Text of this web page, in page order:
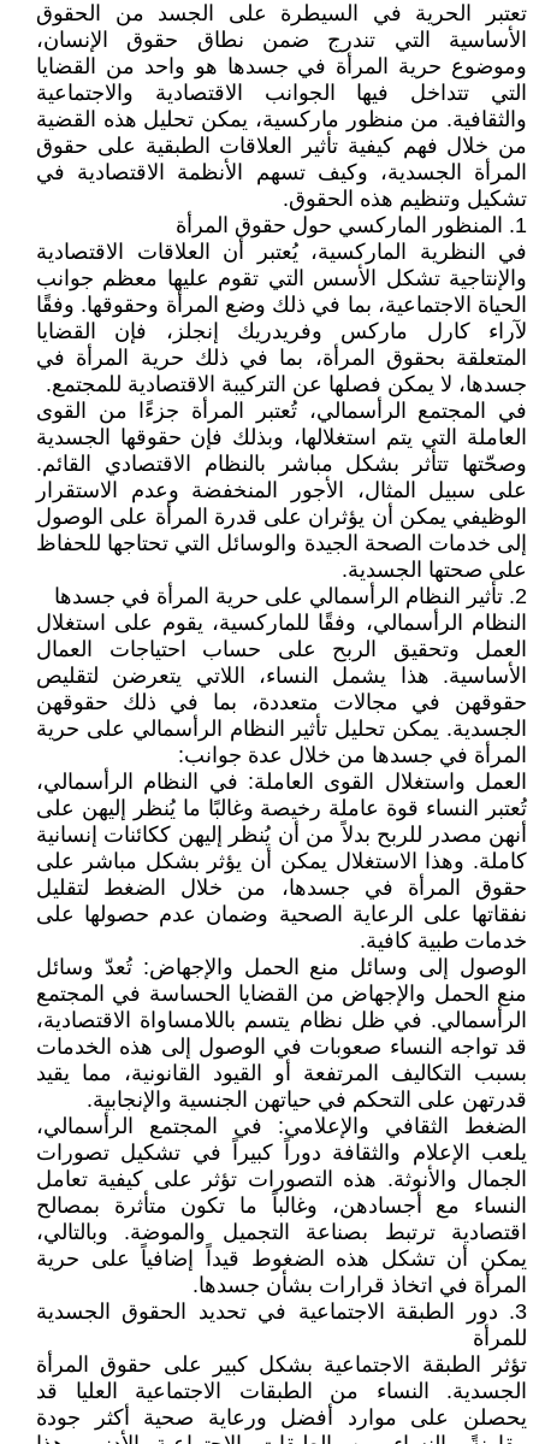
تعتبر الحرية في السيطرة على الجسد من الحقوق
الأساسية التي تندرج ضمن نطاق حقوق الإنسان،
وموضوع حرية المرأة في جسدها هو واحد من القضايا
التي تتداخل فيها الجوانب الاقتصادية والاجتماعية
والثقافية. من منظور ماركسية، يمكن تحليل هذه القضية
من خلال فهم كيفية تأثير العلاقات الطبقية على حقوق
المرأة الجسدية، وكيف تسهم الأنظمة الاقتصادية في
تشكيل وتنظيم هذه الحقوق.
1. المنظور الماركسي حول حقوق المرأة
في النظرية الماركسية، يُعتبر أن العلاقات الاقتصادية
والإنتاجية تشكل الأسس التي تقوم عليها معظم جوانب
الحياة الاجتماعية، بما في ذلك وضع المرأة وحقوقها. وفقًا
لآراء كارل ماركس وفريدريك إنجلز، فإن القضايا
المتعلقة بحقوق المرأة، بما في ذلك حرية المرأة في
جسدها، لا يمكن فصلها عن التركيبة الاقتصادية للمجتمع.
في المجتمع الرأسمالي، تُعتبر المرأة جزءًا من القوى
العاملة التي يتم استغلالها، وبذلك فإن حقوقها الجسدية
وصحّتها تتأثر بشكل مباشر بالنظام الاقتصادي القائم.
على سبيل المثال، الأجور المنخفضة وعدم الاستقرار
الوظيفي يمكن أن يؤثران على قدرة المرأة على الوصول
إلى خدمات الصحة الجيدة والوسائل التي تحتاجها للحفاظ
على صحتها الجسدية.
2. تأثير النظام الرأسمالي على حرية المرأة في جسدها
النظام الرأسمالي، وفقًا للماركسية، يقوم على استغلال
العمل وتحقيق الربح على حساب احتياجات العمال
الأساسية. هذا يشمل النساء، اللاتي يتعرضن لتقليص
حقوقهن في مجالات متعددة، بما في ذلك حقوقهن
الجسدية. يمكن تحليل تأثير النظام الرأسمالي على حرية
المرأة في جسدها من خلال عدة جوانب:
العمل واستغلال القوى العاملة: في النظام الرأسمالي،
تُعتبر النساء قوة عاملة رخيصة وغالبًا ما يُنظر إليهن على
أنهن مصدر للربح بدلاً من أن يُنظر إليهن ككائنات إنسانية
كاملة. وهذا الاستغلال يمكن أن يؤثر بشكل مباشر على
حقوق المرأة في جسدها، من خلال الضغط لتقليل
نفقاتها على الرعاية الصحية وضمان عدم حصولها على
خدمات طبية كافية.
الوصول إلى وسائل منع الحمل والإجهاض: تُعدّ وسائل
منع الحمل والإجهاض من القضايا الحساسة في المجتمع
الرأسمالي. في ظل نظام يتسم باللامساواة الاقتصادية،
قد تواجه النساء صعوبات في الوصول إلى هذه الخدمات
بسبب التكاليف المرتفعة أو القيود القانونية، مما يقيد
قدرتهن على التحكم في حياتهن الجنسية والإنجابية.
الضغط الثقافي والإعلامي: في المجتمع الرأسمالي،
يلعب الإعلام والثقافة دوراً كبيراً في تشكيل تصورات
الجمال والأنوثة. هذه التصورات تؤثر على كيفية تعامل
النساء مع أجسادهن، وغالباً ما تكون متأثرة بمصالح
اقتصادية ترتبط بصناعة التجميل والموضة. وبالتالي،
يمكن أن تشكل هذه الضغوط قيداً إضافياً على حرية
المرأة في اتخاذ قرارات بشأن جسدها.
3. دور الطبقة الاجتماعية في تحديد الحقوق الجسدية
للمرأة
تؤثر الطبقة الاجتماعية بشكل كبير على حقوق المرأة
الجسدية. النساء من الطبقات الاجتماعية العليا قد
يحصلن على موارد أفضل ورعاية صحية أكثر جودة